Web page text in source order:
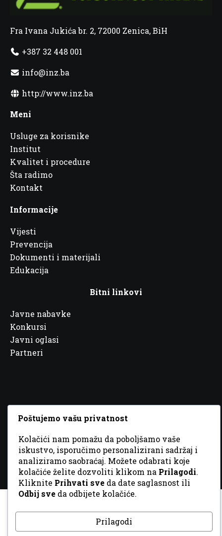
Fra Ivana Jukića br. 2, 72000 Zenica, BiH
+387 32 448 001
info@inz.ba
http://www.inz.ba
Meni
Usluge za korisnike
Institut
Kvalitet i procedure
Šta radimo
Kontakt
Informacije
Vijesti
Prevencija
Dokumenti i materijali
Edukacija
Bitni linkovi
Javne nabavke
Konkursi
Javni oglasi
Partneri
Poštujemo vašu privatnost
Kolačići nam pomažu da poboljšamo vaše
iskustvo, isporučimo personalizirani sadržaj i
analiziramo saobraćaj. Možete odabrati koje
kolačiće želite dozvoliti klikom na Prilagodi.
Kliknite Prihvati sve da date saglasnost ili
Odbij sve da odbijete kolačiće.
Prilagodi